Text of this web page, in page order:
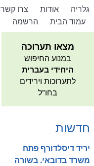
צרו קשר אודות
גלריה
הרשמה
עמוד הבית
מצאו תערוכה
במנוע החיפוש
היחידי בעברית
לתערוכות וירידים
בחו"ל
חדשות
יריד דיסלדורף פתח
משרד בדובאי. בשורה